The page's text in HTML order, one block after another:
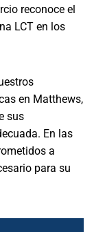
reconoce el
LCT en los
en Matthews,
sus
En las
a
para su